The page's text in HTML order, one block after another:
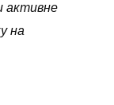
активне
на